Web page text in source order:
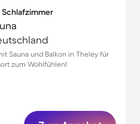
Schlafzimmer
Sauna und Balkon in Theley für
zum Wohlfühlen!